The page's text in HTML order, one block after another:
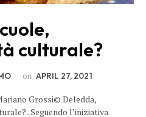
culturale?
on APRIL 27, 2021
Grossi© Deledda,
. Seguendo l’iniziativa